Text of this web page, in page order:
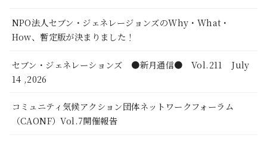
NPO法人セブン・ジェネレージョンズのWhy・What・
How、暫定版が決まりました！
セブン・ジェネレーションズ ●新月通信● Vol.211 July
14 ,2026
コミュニティ気候アクション団体ネットワークフォーラム
（CAONF）Vol.7開催報告